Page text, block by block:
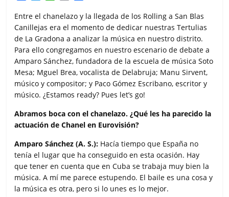
c
e
b
o
k
i
t
t
e
r
a
t
s
A
p
p
a
i
l
m
p
a
r
i
r
Entre el chanelazo y la llegada de los Rolling a San Blas
Canillejas era el momento de dedicar nuestras Tertulias
de La Gradona a analizar la música en nuestro distrito.
Para ello congregamos en nuestro escenario de debate a
Amparo Sánchez, fundadora de la escuela de música Soto
Mesa; Mguel Brea, vocalista de Delabruja; Manu Sirvent,
músico y compositor; y Paco Gómez Escribano, escritor y
músico. ¿Estamos ready? Pues let’s go!
Abramos boca con el chanelazo. ¿Qué les ha parecido la
actuación de Chanel en Eurovisión?
Amparo Sánchez (A. S.): Hacía tiempo que España no
tenía el lugar que ha conseguido en esta ocasión. Hay
que tener en cuenta que en Cuba se trabaja muy bien la
música. A mí me parece estupendo. El baile es una cosa y
la música es otra, pero si lo unes es lo mejor.